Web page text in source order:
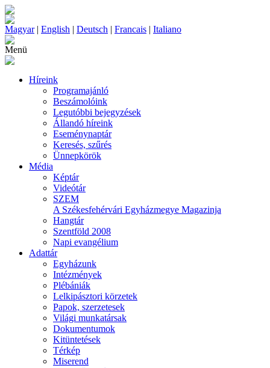
Magyar| English | Deutsch | Francais | Italiano
Menü
Híreink
Programajánló
Beszámolóink
Legutóbbi bejegyzések
Állandó híreink
Eseménynaptár
Keresés, szűrés
Ünnepkörök
Média
Képtár
Videótár
SZEM
A Székesfehérvári Egyházmegye Magazinja
Hangtár
Szentföld 2008
Napi evangélium
Adattár
Egyházunk
Intézmények
Plébániák
Lelkipásztori körzetek
Papok, szerzetesek
Világi munkatársak
Dokumentumok
Kitüntetések
Térkép
Miserend